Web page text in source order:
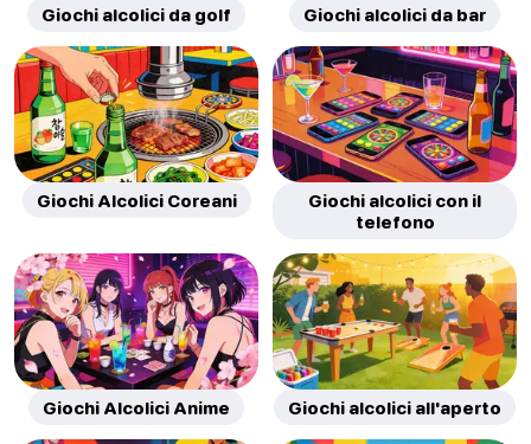
Giochi alcolici da golf Giochi alcolici da bar
Giochi Alcolici Coreani
Giochi alcolici con il
telefono
Giochi Alcolici Anime Giochi alcolici all'aperto